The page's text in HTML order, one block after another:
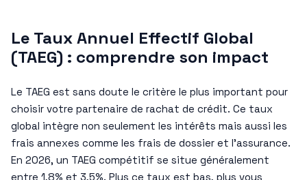
Le Taux Annuel Effectif Global
(TAEG) : comprendre son impact
Le TAEG est sans doute le critère le plus important pour
choisir votre partenaire de rachat de crédit. Ce taux
global intègre non seulement les intérêts mais aussi les
frais annexes comme les frais de dossier et l’assurance.
En 2026, un TAEG compétitif se situe généralement
entre 1,8% et 3,5%. Plus ce taux est bas, plus vous